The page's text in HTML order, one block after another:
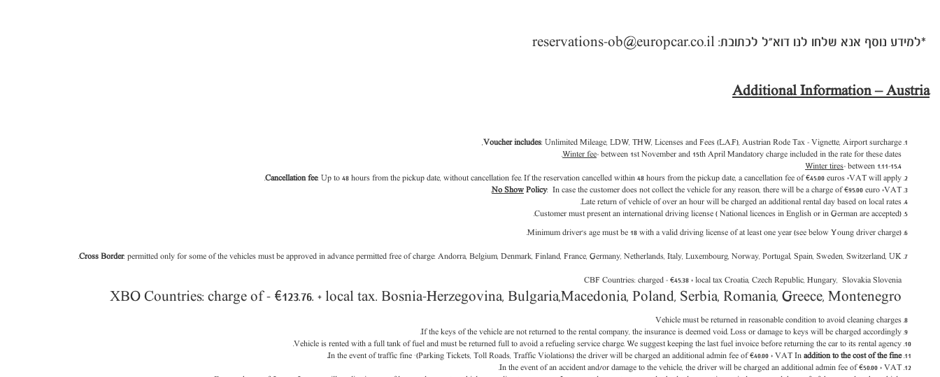
*למידע נוסף אנא שלחו לנו דוא"ל לכתובת: reservations-ob@europcar.co.il
Additional Information – Austria
Voucher includes: Unlimited Mileage, LDW, THW, Licenses and Fees (L.A.F), Austrian Rode Tax - Vignette, Airport surcharge,
Winter fee- between 1st November and 15th April Mandatory charge included in the rate for these dates.
Winter tires- between 1.11-15.4
Cancellation fee: Up to 48 hours from the pickup date, without cancellation fee. If the reservation cancelled within 48 hours from the pickup date, a cancellation fee of €45.00 euros +VAT will apply.
No Show Policy: In case the customer does not collect the vehicle for any reason, there will be a charge of €95.00 euro +VAT.
Late return of vehicle of over an hour will be charged an additional rental day based on local rates.
Customer must present an international driving license ( National licences in English or in German are accepted).
Minimum driver’s age must be 18 with a valid driving license of at least one year (see below Young driver charge).
Cross Border: permitted only for some of the vehicles must be approved in advance permitted free of charge: Andorra, Belgium, Denmark, Finland, France, Germany, Netherlands, Italy, Luxembourg, Norway, Portugal, Spain, Sweden, Switzerland, UK
.
CBF Countries: charged - €45.38 + local tax Croatia, Czech Republic, Hungary, Slovakia Slovenia
XBO Countries: charge of - €123.76. + local tax. Bosnia-Herzegovina, Bulgaria,Macedonia, Poland, Serbia, Romania, Greece, Montenegro
Vehicle must be returned in reasonable condition to avoid cleaning charges
If the keys of the vehicle are not returned to the rental company, the insurance is deemed void. Loss or damage to keys will be charged accordingly.
Vehicle is rented with a full tank of fuel and must be returned full to avoid a refueling service charge. We suggest keeping the last fuel invoice before returning the car to its rental agency.
In the event of traffic fine ׂ (Parking Tickets, Toll Roads, Traffic Violations) the driver will be charged an additional admin fee of€40.00 + VAT In addition to the cost of the fine.
In the event of an accident and/or damage to the vehicle, the driver will be charged an additional admin fee of€50.00 + VAT.